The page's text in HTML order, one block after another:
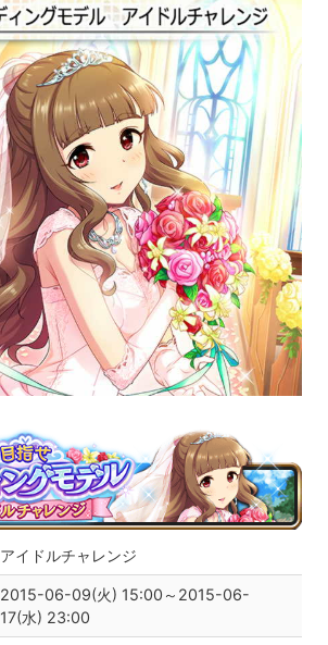
アイドルチャレンジ
2015-06-09(火) 15:00～2015-06-
17(水) 23:00